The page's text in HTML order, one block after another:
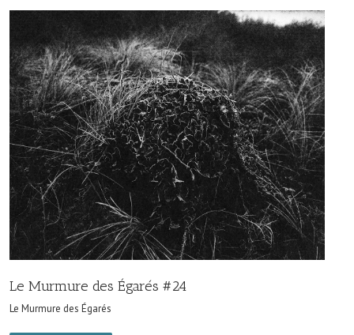
Le Murmure des Égarés #24
Le Murmure des Égarés